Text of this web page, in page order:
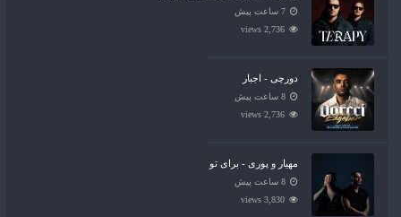
7 ساعت پیش
2,736 views
دورچی - اجبار
8 ساعت پیش
2,736 views
مهیار و پوری - برای تو
8 ساعت پیش
3,830 views